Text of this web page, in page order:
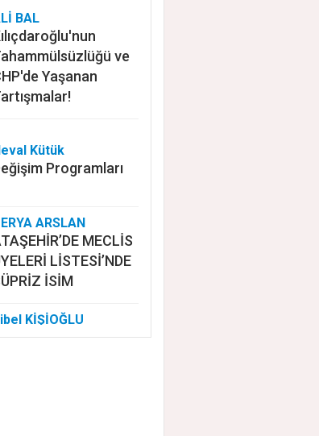
BAL
ve
Yaşanan
Kütük
Programları
ARSLAN
MECLİS
LİSTESİ’NDE
İSİM
KİŞİOĞLU